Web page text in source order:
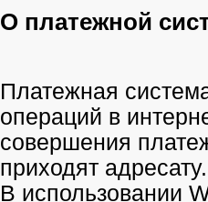
О платежной
Платежная
операций в
совершения
приходят адресату.
В использовании